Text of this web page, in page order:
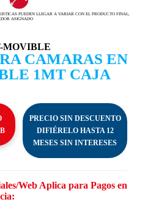
PUEDEN LLEGAR A VARIAR CON EL PRODUCTO FINAL,
ASIGNADO
MOVIBLE
CAMARAS EN
1MT CAJA
PRECIO SIN DESCUENTO
DIFIÉRELO HASTA 12
MESES SIN INTERESES
Web Aplica para Pagos en